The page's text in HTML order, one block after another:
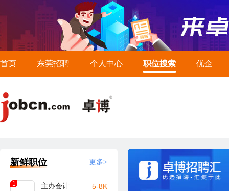
首页 东莞招聘 个人中心 职位搜索 优企
新鲜职位 更多>
1
主办会计
5-8K